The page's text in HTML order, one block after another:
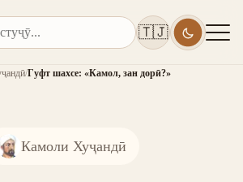
🇹🇯
/Гуфт шахсе: «Камол, зан дорӣ?»
Камоли Хуҷандӣ